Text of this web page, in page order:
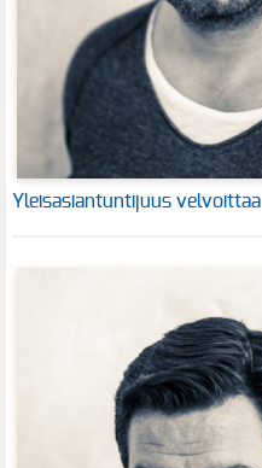
Yleisasiantuntijuus velvoittaa